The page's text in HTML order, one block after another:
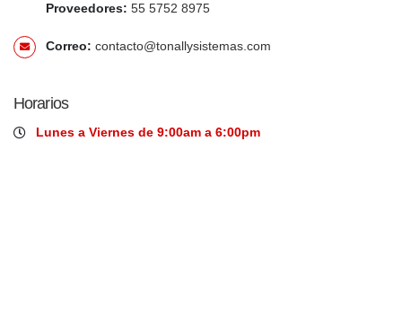
Proveedores: 55 5752 8975
Correo: contacto@tonallysistemas.com
Horarios
Lunes a Viernes de 9:00am a 6:00pm